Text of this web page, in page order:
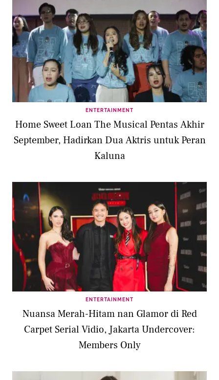
ENTERTAINMENT
Home Sweet Loan The Musical Pentas Akhir
September, Hadirkan Dua Aktris untuk Peran
Kaluna
ENTERTAINMENT
Nuansa Merah-Hitam nan Glamor di Red
Carpet Serial Vidio, Jakarta Undercover:
Members Only